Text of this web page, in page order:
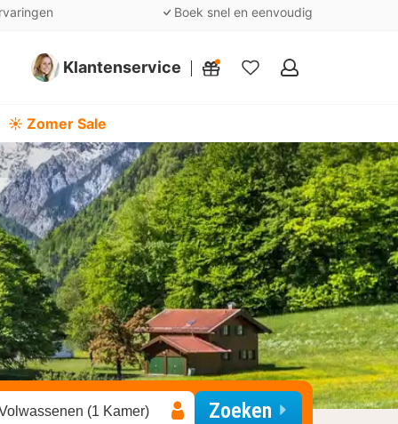
Boek snel en eenvoudig
Klantenservice
Mijn
☀️ Zomer Sale
(1 Kamer) Zoeken